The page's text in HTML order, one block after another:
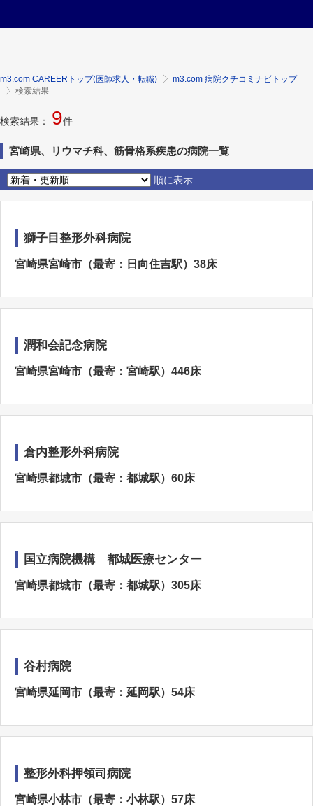
m3.com CAREERトップ(医師求人・転職)
m3.com 病院クチコミナビトップ
検索結果
検索結果： 9件
宮崎県、リウマチ科、筋骨格系疾患の病院一覧
順に表示
獅子目整形外科病院
宮崎県宮崎市（最寄：日向住吉駅）38床
潤和会記念病院
宮崎県宮崎市（最寄：宮崎駅）446床
倉内整形外科病院
宮崎県都城市（最寄：都城駅）60床
国立病院機構 都城医療センター
宮崎県都城市（最寄：都城駅）305床
谷村病院
宮崎県延岡市（最寄：延岡駅）54床
整形外科押領司病院
宮崎県小林市（最寄：小林駅）57床